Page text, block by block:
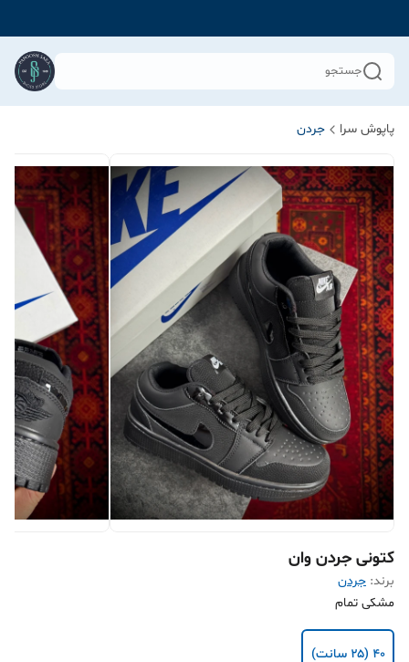
جستجو
پاپوش سرا جردن
کتونی جردن وان
برند: جردن
مشکی تمام
۴۰ (۲۵ سانت)